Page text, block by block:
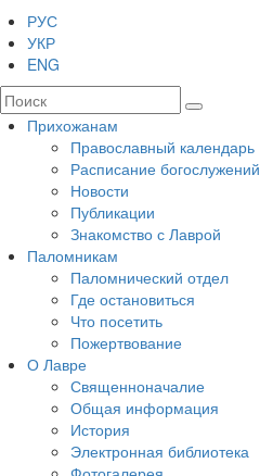
РУС
УКР
ENG
Прихожанам
Православный календарь
Расписание богослужений
Новости
Публикации
Знакомство с Лаврой
Паломникам
Паломнический отдел
Где остановиться
Что посетить
Пожертвование
О Лавре
Священноначалие
Общая информация
История
Электронная библиотека